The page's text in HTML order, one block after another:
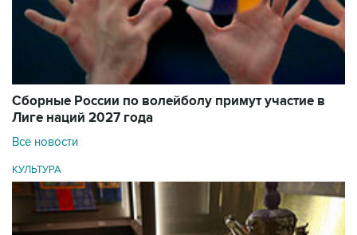
Сборные России по волейболу примут участие в
Лиге наций 2027 года
Все новости
КУЛЬТУРА